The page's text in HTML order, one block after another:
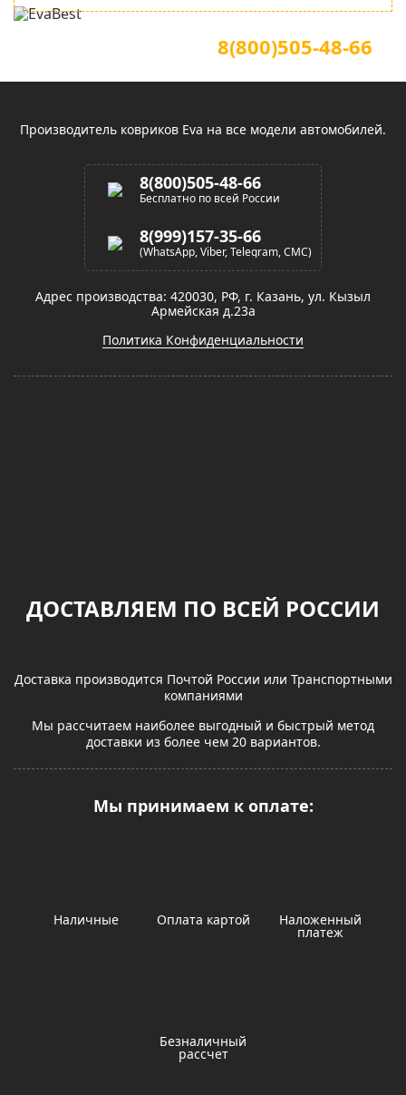
8(800)505-48-66
Производитель ковриков Eva на все модели автомобилей.
8(800)505-48-66
Бесплатно по всей России
8(999)157-35-66
(WhatsApp, Viber, Telegram, СМС)
Адрес производства: 420030, РФ, г. Казань, ул. Кызыл
Армейская д.23а
Политика Конфиденциальности
ДОСТАВЛЯЕМ ПО ВСЕЙ РОССИИ
Доставка производится Почтой России или Транспортными
компаниями
Мы рассчитаем наиболее выгодный и быстрый метод
доставки из более чем 20 вариантов.
Мы принимаем к оплате:
Наличные Оплата картой Наложенный
платеж
Безналичный
рассчет